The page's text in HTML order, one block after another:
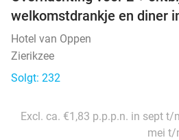
welkomstdrankje en diner
Hotel van Oppen
Zierikzee
Solgt: 232
Excl. ca. €1,83 p.p.p.n. in sept t/
mei t/